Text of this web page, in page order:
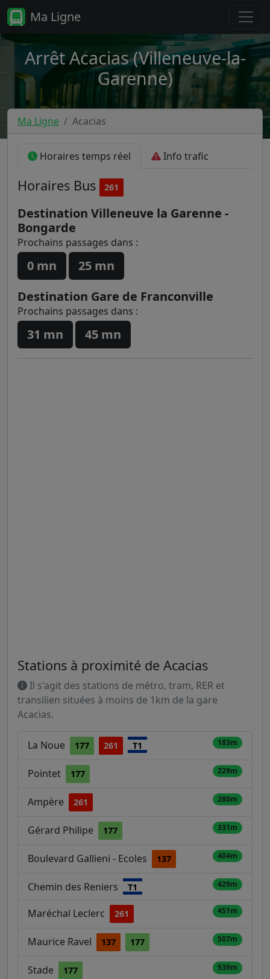
Ma Ligne
Arrêt Acacias (Villeneuve-la-
Garenne)
Ma Ligne Acacias
Horaires temps réel Info trafic
Horaires Bus 261
Destination Villeneuve la Garenne -
Bongarde
Prochains passages dans :
0 mn
25 mn
Destination Gare de Franconville
Prochains passages dans :
31 mn 45 mn
Stations à proximité de Acacias
Il s'agit des stations de métro, tram, RER et
transilien situées à moins de 1km de la gare
Acacias.
La Noue 177 261 T1 183m
Pointet 177 229m
Ampère 261 280m
Gérard Philipe 177 331m
Boulevard Gallieni - Ecoles 137 404m
Chemin des Reniers T1 429m
Maréchal Leclerc 261 451m
Maurice Ravel 137 177 507m
Stade 177 539m